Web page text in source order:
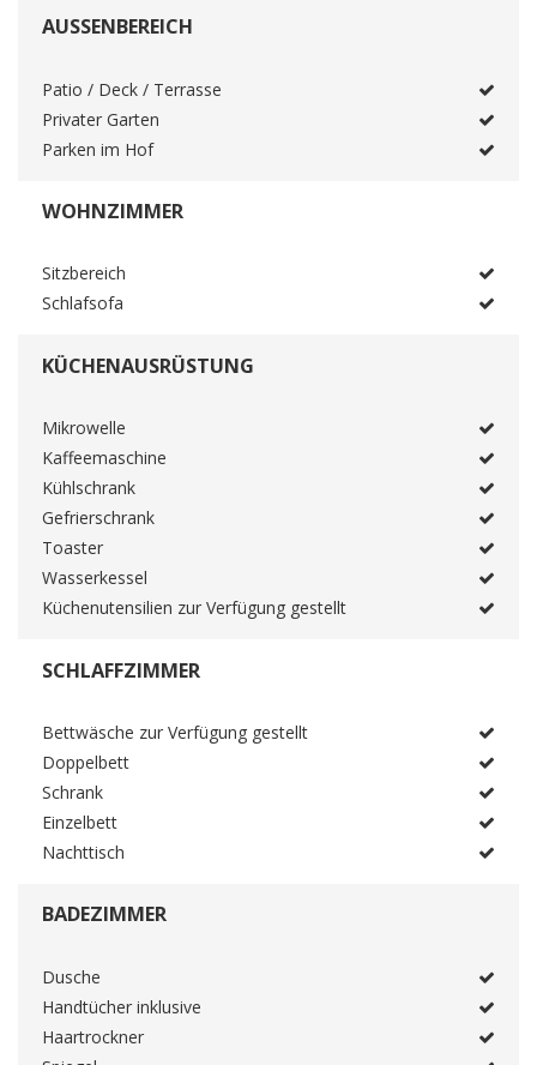
AUSSENBEREICH
Patio / Deck / Terrasse
Privater Garten
Parken im Hof
WOHNZIMMER
Sitzbereich
Schlafsofa
KÜCHENAUSRÜSTUNG
Mikrowelle
Kaffeemaschine
Kühlschrank
Gefrierschrank
Toaster
Wasserkessel
Küchenutensilien zur Verfügung gestellt
SCHLAFFZIMMER
Bettwäsche zur Verfügung gestellt
Doppelbett
Schrank
Einzelbett
Nachttisch
BADEZIMMER
Dusche
Handtücher inklusive
Haartrockner